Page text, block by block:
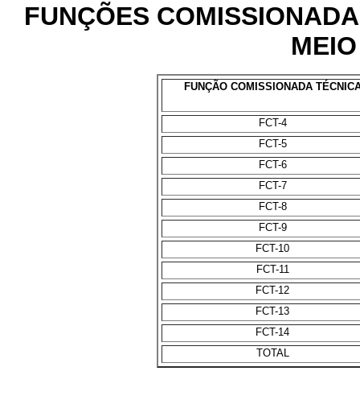
FUNÇÕES
FUNÇÃO COMISSIONADA
FCT-4
FCT-5
FCT-6
FCT-7
FCT-8
FCT-9
FCT-10
FCT-11
FCT-12
FCT-13
FCT-14
TOTAL